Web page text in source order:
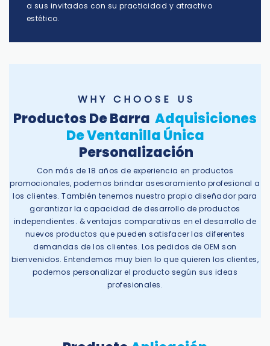
a sus invitados con su practicidad y atractivo
estético.
W H Y C H O O S E U S
Productos De Barra Adquisiciones
De Ventanilla Única
Personalización
Con más de 18 años de experiencia en productos
promocionales, podemos brindar asesoramiento profesional a
los clientes. También tenemos nuestro propio diseñador para
garantizar la capacidad de desarrollo de productos
independientes. & ventajas comparativas en el desarrollo de
nuevos productos que pueden satisfacer las diferentes
demandas de los clientes. Los pedidos de OEM son
bienvenidos. Entendemos muy bien lo que quieren los clientes,
podemos personalizar el producto según sus ideas
profesionales.